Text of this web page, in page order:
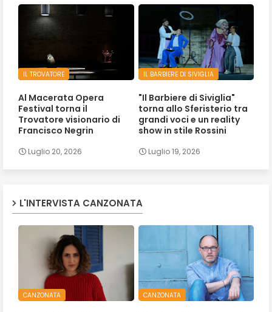
IL TROVATORE
Al Macerata Opera
Festival torna il
Trovatore visionario di
Francisco Negrin
Luglio 20, 2026
IL BARBIERE DI SIVIGLIA
"Il Barbiere di Siviglia"
torna allo Sferisterio tra
grandi voci e un reality
show in stile Rossini
Luglio 19, 2026
L'INTERVISTA CANZONATA
CANZONATA CANZONATA